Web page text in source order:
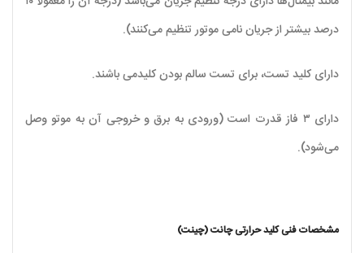
درصد بیشتر از جریان نامی موتور تنظیم می‌کنند).
دارای کلید تست، برای تست سالم بودن کلیدمی باشند.
دارای ۳ فاز قدرت است (ورودی به برق و خروجی آن به موتو وصل
می‌شود).
مشخصات فنی کلید حرارتی چانت (چینت)